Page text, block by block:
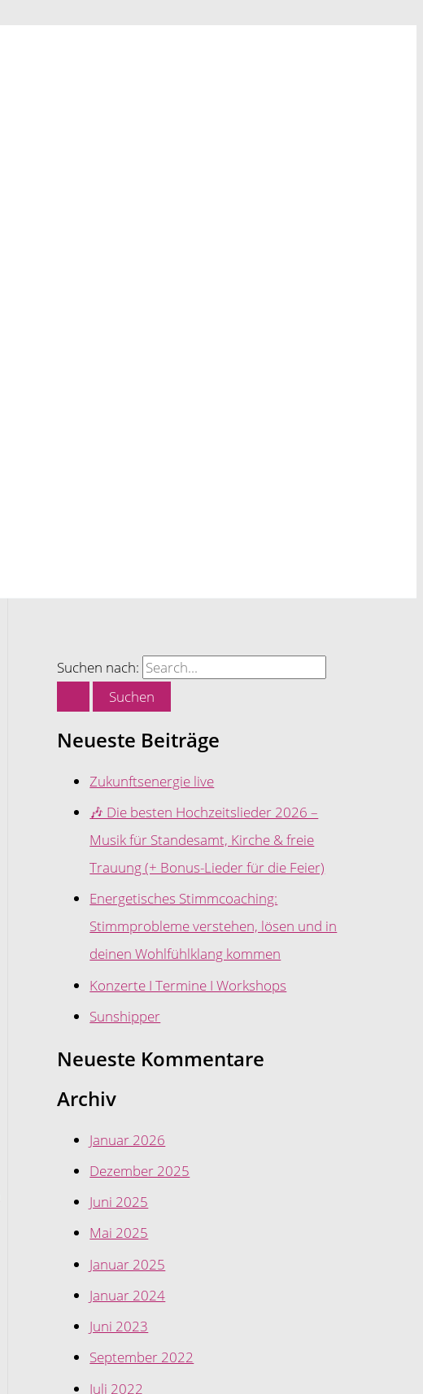
Suchen nach:
Neueste Beiträge
Zukunftsenergie live
🎶 Die besten Hochzeitslieder 2026 –
Musik für Standesamt, Kirche & freie
Trauung (+ Bonus-Lieder für die Feier)
Energetisches Stimmcoaching:
Stimmprobleme verstehen, lösen und in
deinen Wohlfühlklang kommen
Konzerte I Termine I Workshops
Sunshipper
Neueste Kommentare
Archiv
Januar 2026
Dezember 2025
Juni 2025
Mai 2025
Januar 2025
Januar 2024
Juni 2023
September 2022
Juli 2022